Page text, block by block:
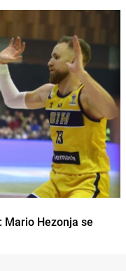
Mario Hezonja se